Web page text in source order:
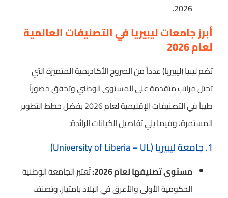
2026.
أبرز جامعات ليبيريا في التصنيفات العالمية
لعام 2026
تضم ليبيا (ليبيريا) عدداً من الصروح الأكاديمية المتميزة التي
تحتل مراتب متقدمة على المستوى الوطني وتحقق حضوراً
طيباً في التصنيفات الإقليمية لعام 2026 بفضل خطط التطوير
المستمرة، وفيما يلي تفاصيل الكيانات الرائدة:
1. جامعة ليبيريا (University of Liberia – UL)
مستوى تصنيفها لعام 2026:
تُعتبر الجامعة الوطنية
الحكومية الأولى والأعرق في البلاد بامتياز، وتصنف